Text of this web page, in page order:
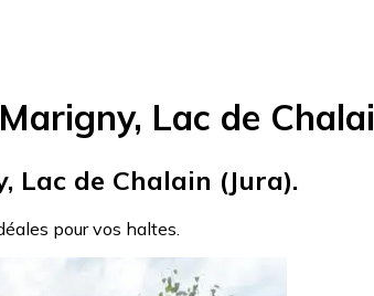
Lac de
Lac de Chalain (Jura).
pour vos haltes.